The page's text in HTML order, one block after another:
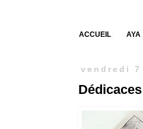
ACCUEIL AYA
vendredi